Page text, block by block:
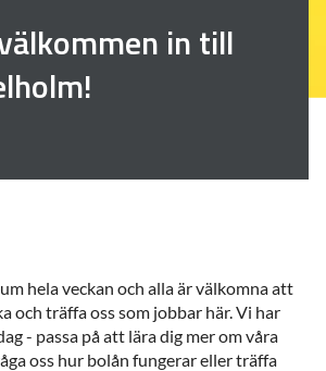
in till
hela veckan och alla är välkomna att
och träffa oss som jobbar här. Vi har
- passa på att lära dig mer om våra
oss hur bolån fungerar eller träffa